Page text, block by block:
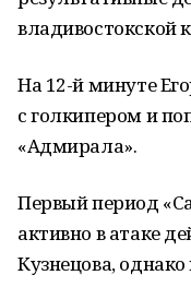
владивостокской
На 12-й минуте
с голкипером и
«Адмирала».
Первый период
активно в атаке
Кузнецова,